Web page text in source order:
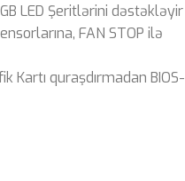
LED Şeritlərini dəstəkləyir
FAN STOP ilə
Kartı quraşdırmadan BIOS-